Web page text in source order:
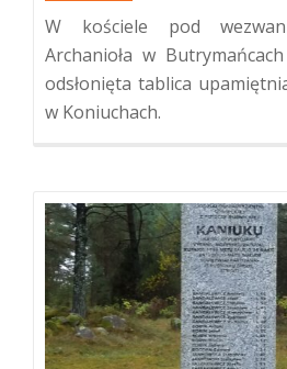
W kościele pod
Archanioła w
odsłonięta tablica
w Koniuchach.